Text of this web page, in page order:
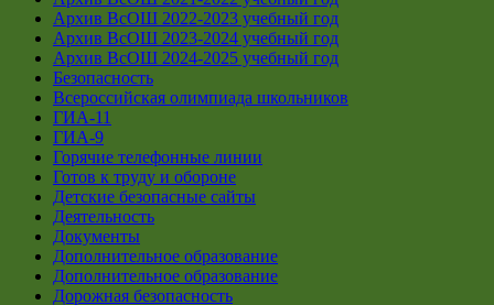
Архив ВсОШ 2022-2023 учебный год
Архив ВсОШ 2023-2024 учебный год
Архив ВсОШ 2024-2025 учебный год
Безопасность
Всероссийская олимпиада школьников
ГИА-11
ГИА-9
Горячие телефонные линии
Готов к труду и обороне
Детские безопасные сайты
Деятельность
Документы
Дополнительное образование
Дополнительное образование
Дорожная безопасность